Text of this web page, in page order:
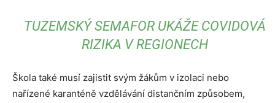
TUZEMSKÝ SEMAFOR UKÁŽE COVIDOVÁ
RIZIKA V REGIONECH
Škola také musí zajistit svým žákům v izolaci nebo
nařízené karanténě vzdělávání distančním způsobem,